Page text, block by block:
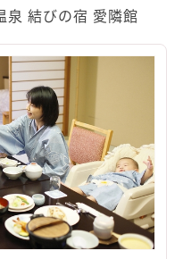
泉 結びの宿 愛隣館